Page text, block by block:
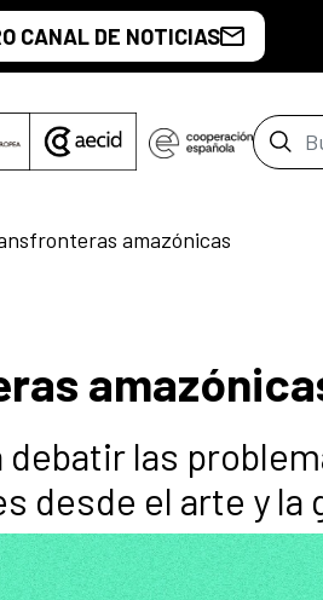
CANAL DE NOTICIAS
amazónicas
debatir las
desde el arte y la